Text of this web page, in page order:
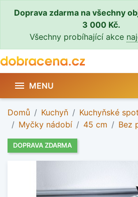
Doprava zdarma na všechny
3 000 Kč.
Všechny probíhající akce
 MENU
Domů Kuchyň
Kuchyňské
Myčky nádobí
45 cm Bez
DOPRAVA ZDARMA